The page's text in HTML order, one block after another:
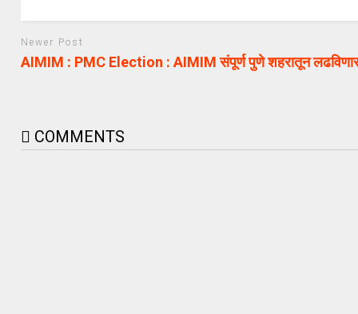
Newer Post
AIMIM : PMC Election : AIMIM संपूर्ण पुणे शहरातून
COMMENTS